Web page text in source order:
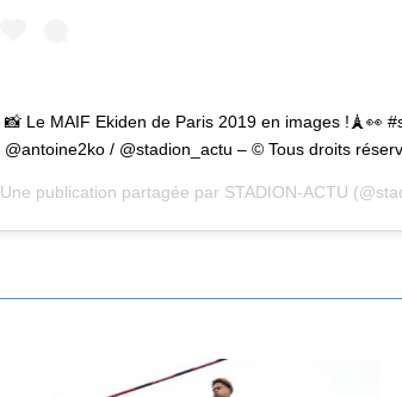
📸 Le MAIF Ekiden de Paris 2019 en images !🗼👀
@antoine2ko / @stadion_actu – © Tous droits
Une publication partagée par STADION-ACTU